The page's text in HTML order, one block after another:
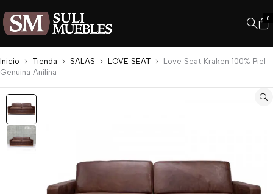
0
Inicio Tienda SALAS LOVE SEAT
Love Seat Kraken 100% Piel
Genuina Anilina